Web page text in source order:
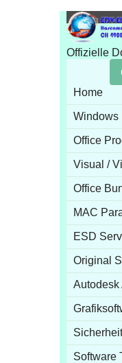
Home
Windows
Office
Visual /
Office
MAC
ESD
Original
Autodesk
Software